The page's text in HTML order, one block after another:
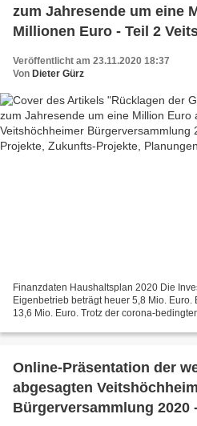
zum Jahresende um eine
Millionen Euro - Teil 2 Veitshöchheimer
laufende Projekte,
Veröffentlicht am 23.11.2020 18:37
Von Dieter Gürz
Finanzdaten Haushaltsplan 2020 Die
Eigenbetrieb beträgt heuer 5,8 Mio.
13,6 Mio. Euro. Trotz der corona-
Online-Präsentation der
abgesagten
Bürgerversammlung 2020